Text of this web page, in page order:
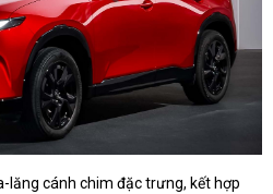
lăng cánh chim đặc trưng, kết hợp